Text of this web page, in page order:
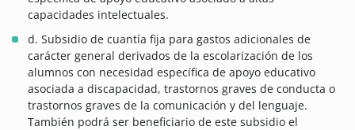
capacidades intelectuales.
d. Subsidio de cuantía fija para gastos adicionales de
carácter general derivados de la escolarización de los
alumnos con necesidad específica de apoyo educativo
asociada a discapacidad, trastornos graves de conducta o
trastornos graves de la comunicación y del lenguaje.
También podrá ser beneficiario de este subsidio el